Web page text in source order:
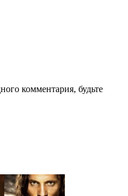
комментария, будьте